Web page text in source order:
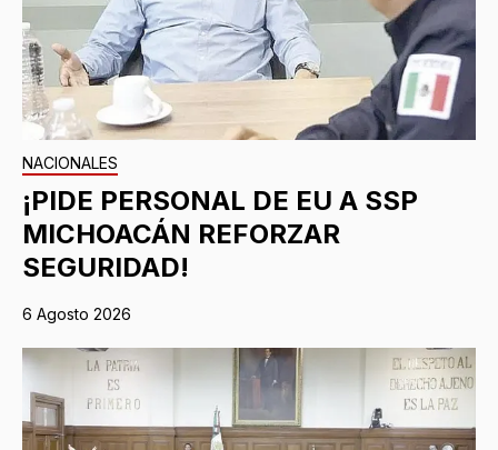
NACIONALES
¡PIDE PERSONAL DE EU A SSP
MICHOACÁN REFORZAR
SEGURIDAD!
6 Agosto 2026